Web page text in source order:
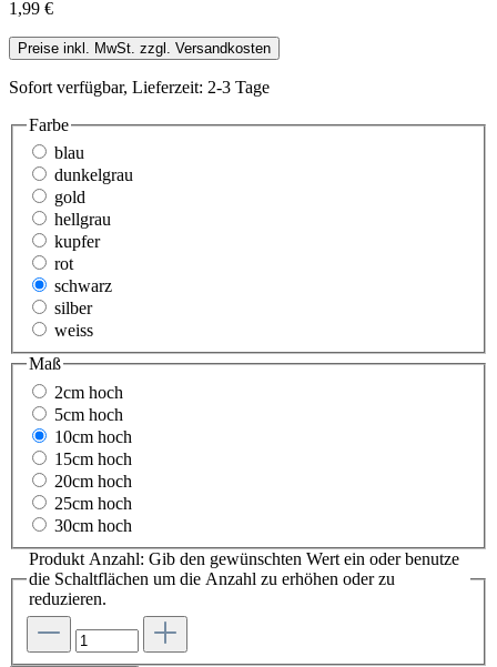
1,99 €
Preise inkl. MwSt. zzgl. Versandkosten
Sofort verfügbar, Lieferzeit: 2-3 Tage
Farbe
blau
dunkelgrau
gold
hellgrau
kupfer
rot
schwarz
silber
weiss
Maß
2cm hoch
5cm hoch
10cm hoch
15cm hoch
20cm hoch
25cm hoch
30cm hoch
Produkt Anzahl: Gib den gewünschten Wert ein oder benutze
die Schaltflächen um die Anzahl zu erhöhen oder zu
reduzieren.